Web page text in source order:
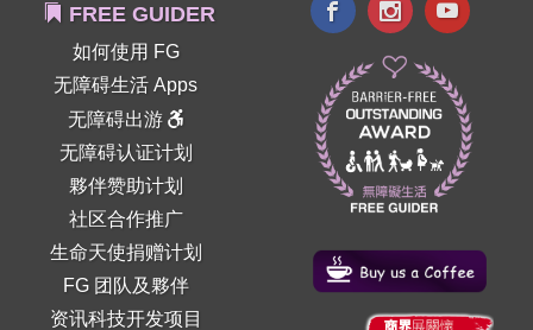
FREE GUIDER
如何使用 FG
无障碍生活 Apps
无障碍出游
无障碍认证计划
夥伴赞助计划
社区合作推广
生命天使捐赠计划
FG 团队及夥伴
资讯科技开发项目